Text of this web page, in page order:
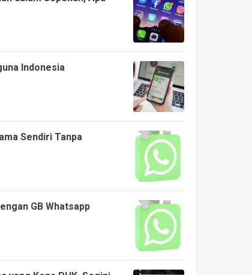
Indonesia
Sendiri Tanpa
GB Whatsapp